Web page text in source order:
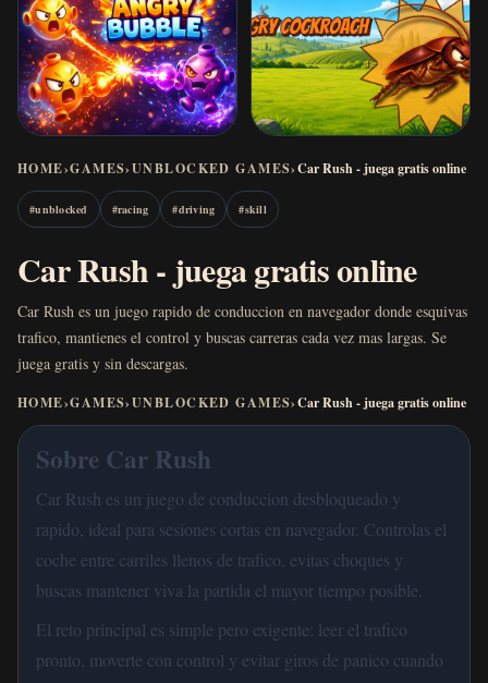
HOME›GAMES›UNBLOCKED GAMES›Car Rush - juega gratis online
#unblocked #racing #driving #skill
Car Rush - juega gratis online
Car Rush es un juego rapido de conduccion en navegador donde esquivas
trafico, mantienes el control y buscas carreras cada vez mas largas. Se
juega gratis y sin descargas.
HOME›GAMES›UNBLOCKED GAMES›Car Rush - juega gratis online
Sobre Car Rush
Car Rush es un juego de conduccion desbloqueado y
rapido, ideal para sesiones cortas en navegador. Controlas el
coche entre carriles llenos de trafico, evitas choques y
buscas mantener viva la partida el mayor tiempo posible.
El reto principal es simple pero exigente: leer el trafico
pronto, moverte con control y evitar giros de panico cuando